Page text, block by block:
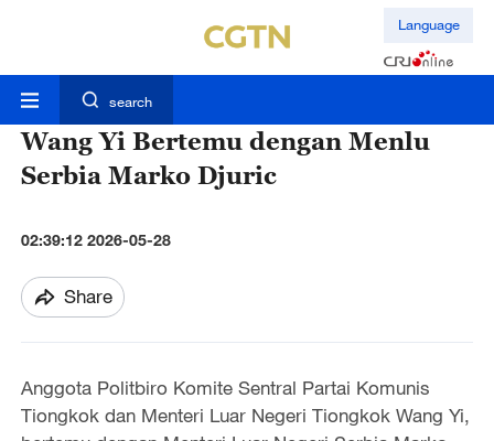
Language
search
Wang Yi Bertemu dengan Menlu
Serbia Marko Djuric
02:39:12 2026-05-28
Share
Anggota Politbiro Komite Sentral Partai Komunis
Tiongkok dan Menteri Luar Negeri Tiongkok Wang Yi,